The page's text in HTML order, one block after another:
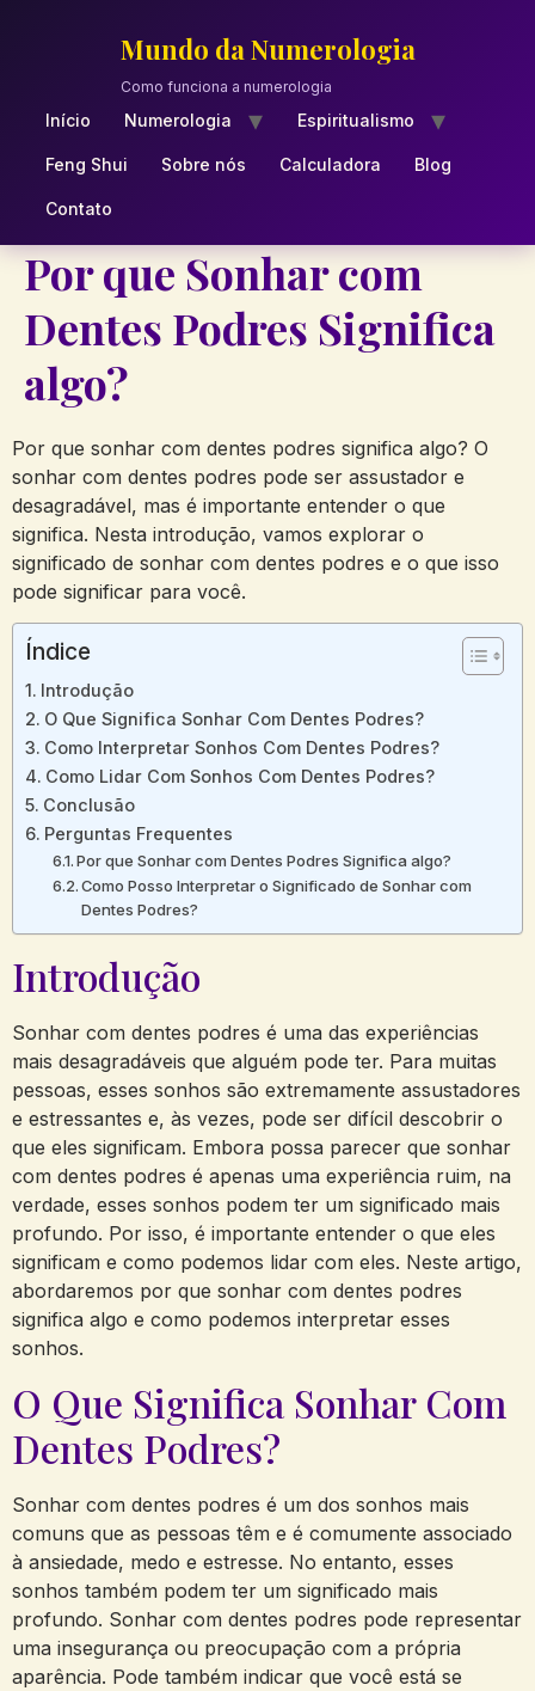
Mundo da Numerologia
Como funciona a numerologia
Início Numerologia Espiritualismo
Feng Shui Sobre nós Calculadora Blog
Contato
Por que Sonhar com
Dentes Podres Significa
algo?
Por que sonhar com dentes podres significa algo? O
sonhar com dentes podres pode ser assustador e
desagradável, mas é importante entender o que
significa. Nesta introdução, vamos explorar o
significado de sonhar com dentes podres e o que isso
pode significar para você.
Índice
Introdução
O Que Significa Sonhar Com Dentes Podres?
Como Interpretar Sonhos Com Dentes Podres?
Como Lidar Com Sonhos Com Dentes Podres?
Conclusão
Perguntas Frequentes
Por que Sonhar com Dentes Podres Significa algo?
Como Posso Interpretar o Significado de Sonhar com
Dentes Podres?
Introdução
Sonhar com dentes podres é uma das experiências
mais desagradáveis que alguém pode ter. Para muitas
pessoas, esses sonhos são extremamente assustadores
e estressantes e, às vezes, pode ser difícil descobrir o
que eles significam. Embora possa parecer que sonhar
com dentes podres é apenas uma experiência ruim, na
verdade, esses sonhos podem ter um significado mais
profundo. Por isso, é importante entender o que eles
significam e como podemos lidar com eles. Neste artigo,
abordaremos por que sonhar com dentes podres
significa algo e como podemos interpretar esses
sonhos.
O Que Significa Sonhar Com
Dentes Podres?
Sonhar com dentes podres é um dos sonhos mais
comuns que as pessoas têm e é comumente associado
à ansiedade, medo e estresse. No entanto, esses
sonhos também podem ter um significado mais
profundo. Sonhar com dentes podres pode representar
uma insegurança ou preocupação com a própria
aparência. Pode também indicar que você está se